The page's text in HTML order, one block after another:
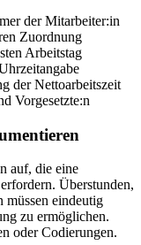
der Mitarbeiter:in
Zuordnung
Arbeitstag
der Nettoarbeitszeit
Vorgesetzte:n
auf, die eine
Überstunden,
müssen eindeutig
zu ermöglichen.
oder Codierungen.